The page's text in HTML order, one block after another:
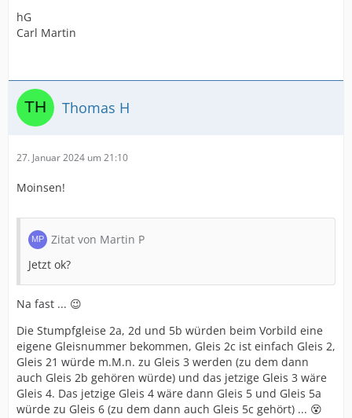
hG
Carl Martin
Thomas H
27. Januar 2024 um 21:10
Moinsen!
Zitat von Martin P
Jetzt ok?
Na fast ... 😉
Die Stumpfgleise 2a, 2d und 5b würden beim Vorbild eine
eigene Gleisnummer bekommen, Gleis 2c ist einfach Gleis 2,
Gleis 21 würde m.M.n. zu Gleis 3 werden (zu dem dann
auch Gleis 2b gehören würde) und das jetzige Gleis 3 wäre
Gleis 4. Das jetzige Gleis 4 wäre dann Gleis 5 und Gleis 5a
würde zu Gleis 6 (zu dem dann auch Gleis 5c gehört) ... 😵